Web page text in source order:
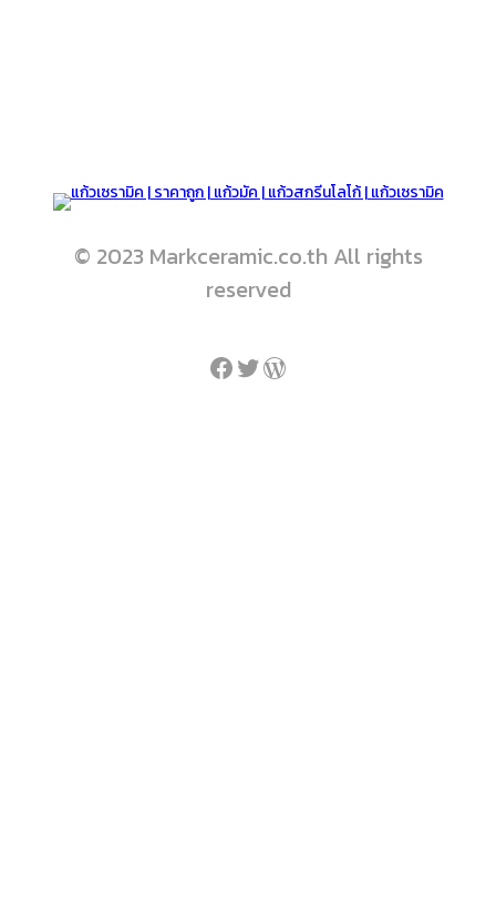
© 2023 Markceramic.co.th All rights
reserved
Facebook
Twitter
WordPress